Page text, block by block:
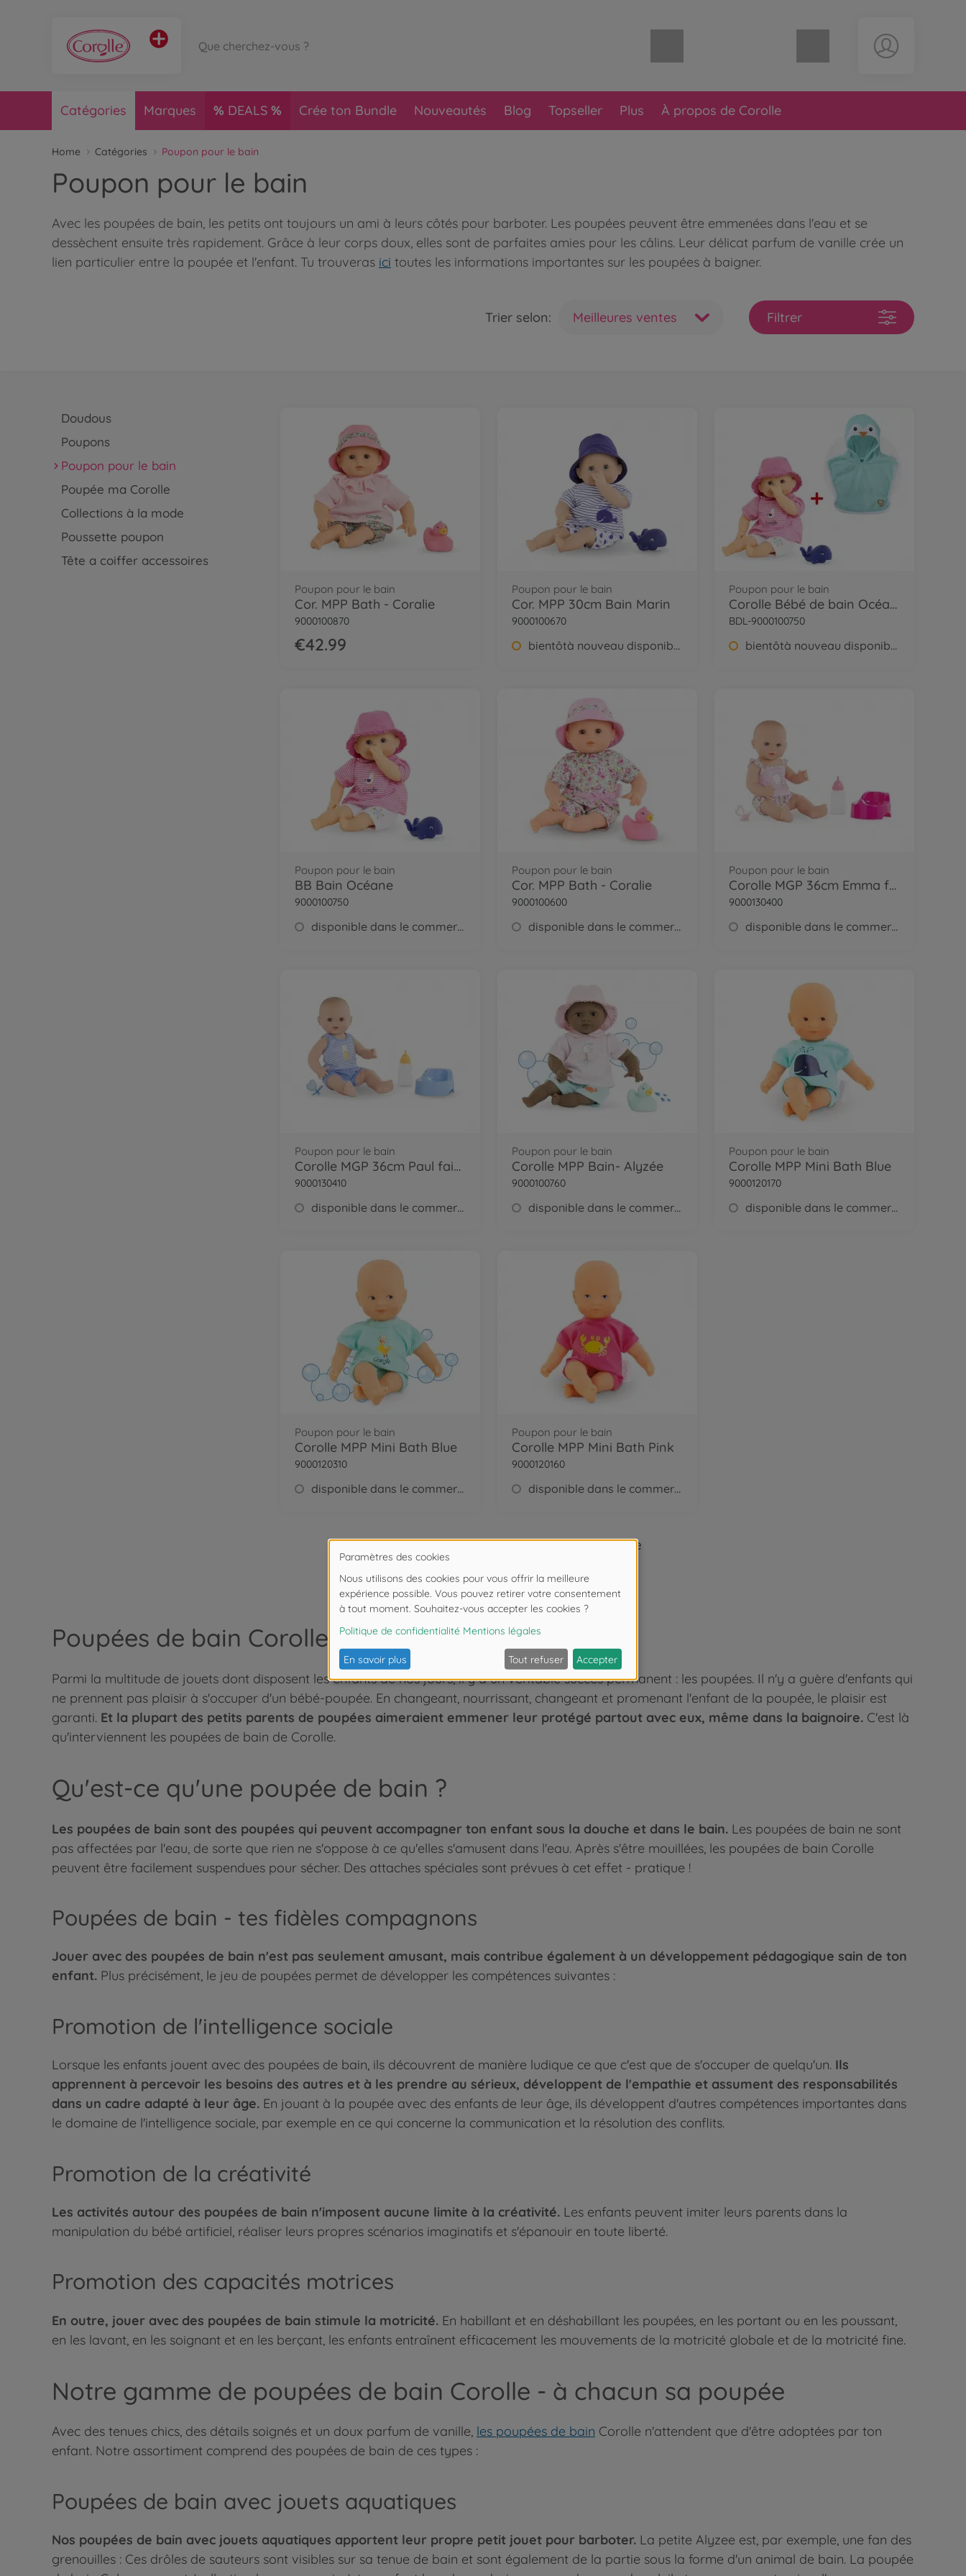
Catégories Marques DEALS Crée ton Bundle Nouveautés Blog Topseller Plus À propos de Corolle
Home Catégories Poupon pour le bain
Poupon pour le bain
Avec les poupées de bain, les petits ont toujours un ami à leurs côtés pour barboter. Les poupées peuvent être emmenées dans l'eau et se
dessèchent ensuite très rapidement. Grâce à leur corps doux, elles sont de parfaites amies pour les câlins. Leur délicat parfum de vanille crée un
lien particulier entre la poupée et l'enfant. Tu trouveras ici toutes les informations importantes sur les poupées à baigner.
Trier selon: Meilleures ventes Filtrer
Doudous
Poupons
Poupon pour le bain
Poupée ma Corolle
Collections à la mode
Poussette poupon
Tête a coiffer accessoires
Poupon pour le bain
Cor. MPP Bath - Coralie
9000100870
€42.99
Poupon pour le bain
Cor. MPP 30cm Bain Marin
9000100670
bientôtà nouveau disponible
Poupon pour le bain
Corolle Bébé de bain Océane Bundle
BDL-9000100750
bientôtà nouveau disponible
Poupon pour le bain
BB Bain Océane
9000100750
disponible dans le commerce
Poupon pour le bain
Cor. MPP Bath - Coralie
9000100600
disponible dans le commerce
Poupon pour le bain
Corolle MGP 36cm Emma fait pipi BB
9000130400
disponible dans le commerce
Poupon pour le bain
Corolle MGP 36cm Paul fait pipi BB
9000130410
disponible dans le commerce
Poupon pour le bain
Corolle MPP Bain- Alyzée
9000100760
disponible dans le commerce
Poupon pour le bain
Corolle MPP Mini Bath Blue
9000120170
disponible dans le commerce
Poupon pour le bain
Corolle MPP Mini Bath Blue
9000120310
disponible dans le commerce
Poupon pour le bain
Corolle MPP Mini Bath Pink
9000120160
disponible dans le commerce
11de11Article
Poupées de bain Corolle - plonger, soigner, jouer
Parmi la multitude de jouets dont disposent les enfants de nos jours, il y a un véritable succès permanent : les poupées. Il n'y a guère d'enfants qui
ne prennent pas plaisir à s'occuper d'un bébé-poupée. En changeant, nourrissant, changeant et promenant l'enfant de la poupée, le plaisir est
garanti. Et la plupart des petits parents de poupées aimeraient emmener leur protégé partout avec eux, même dans la baignoire. C'est là
qu'interviennent les poupées de bain de Corolle.
Qu'est-ce qu'une poupée de bain ?
Les poupées de bain sont des poupées qui peuvent accompagner ton enfant sous la douche et dans le bain. Les poupées de bain ne sont
pas affectées par l'eau, de sorte que rien ne s'oppose à ce qu'elles s'amusent dans l'eau. Après s'être mouillées, les poupées de bain Corolle
peuvent être facilement suspendues pour sécher. Des attaches spéciales sont prévues à cet effet - pratique !
Poupées de bain - tes fidèles compagnons
Jouer avec des poupées de bain n'est pas seulement amusant, mais contribue également à un développement pédagogique sain de ton
enfant. Plus précisément, le jeu de poupées permet de développer les compétences suivantes :
Promotion de l'intelligence sociale
Lorsque les enfants jouent avec des poupées de bain, ils découvrent de manière ludique ce que c'est que de s'occuper de quelqu'un. Ils
apprennent à percevoir les besoins des autres et à les prendre au sérieux, développent de l'empathie et assument des responsabilités
dans un cadre adapté à leur âge. En jouant à la poupée avec des enfants de leur âge, ils développent d'autres compétences importantes dans
le domaine de l'intelligence sociale, par exemple en ce qui concerne la communication et la résolution des conflits.
Promotion de la créativité
Les activités autour des poupées de bain n'imposent aucune limite à la créativité. Les enfants peuvent imiter leurs parents dans la
manipulation du bébé artificiel, réaliser leurs propres scénarios imaginatifs et s'épanouir en toute liberté.
Promotion des capacités motrices
En outre, jouer avec des poupées de bain stimule la motricité. En habillant et en déshabillant les poupées, en les portant ou en les poussant,
en les lavant, en les soignant et en les berçant, les enfants entraînent efficacement les mouvements de la motricité globale et de la motricité fine.
Notre gamme de poupées de bain Corolle - à chacun sa poupée
Avec des tenues chics, des détails soignés et un doux parfum de vanille, les poupées de bain Corolle n'attendent que d'être adoptées par ton
enfant. Notre assortiment comprend des poupées de bain de ces types :
Poupées de bain avec jouets aquatiques
Nos poupées de bain avec jouets aquatiques apportent leur propre petit jouet pour barboter. La petite Alyzee est, par exemple, une fan des
grenouilles : Ces drôles de sauteurs sont visibles sur sa tenue de bain et sont également de la partie sous la forme d'un animal de bain. La poupée